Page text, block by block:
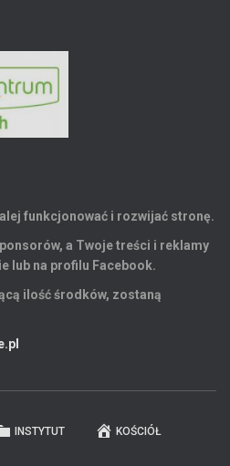
funkcjonować i rozwijać stronę.
a Twoje treści i reklamy
lub na profilu Facebook.
ilość środków, zostaną
INSTYTUT KOŚCIÓŁ